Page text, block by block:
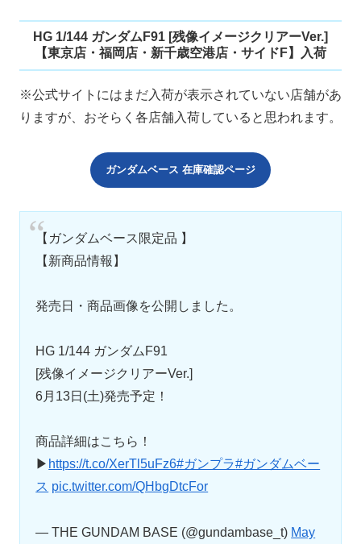
HG 1/144 ガンダムF91 [残像イメージクリアーVer.]
【東京店・福岡店・新千歳空港店・サイドF】入荷
※公式サイトにはまだ入荷が表示されていない店舗があ
りますが、おそらく各店舗入荷していると思われます。
ガンダムベース 在庫確認ページ
【ガンダムベース限定品 】
【新商品情報】
発売日・商品画像を公開しました。
HG 1/144 ガンダムF91
[残像イメージクリアーVer.]
6月13日(土)発売予定！
商品詳細はこちら！
▶ https://t.co/XerTl5uFz6#ガンプラ#ガンダムベー
ス pic.twitter.com/QHbgDtcFor
— THE GUNDAM BASE (@gundambase_t) May